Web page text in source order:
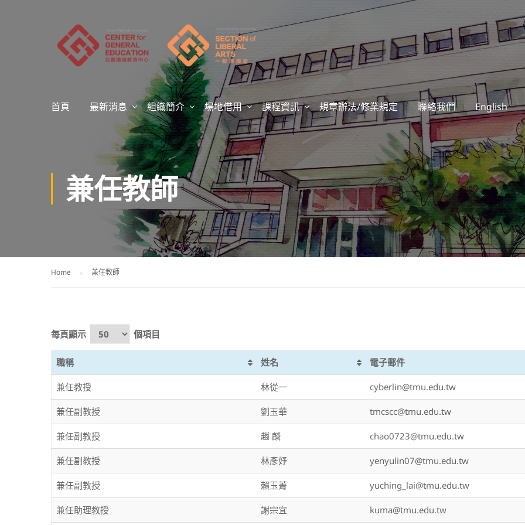
首頁 最新消息 組織簡介 場地借用 課程資訊 規章辦法/修業規定 聯絡我們 English
兼任教師
Home 兼任教師
每頁顯示 個項目
職稱 姓名 電子郵件
兼任教授 林從一 cyberlin@tmu.edu.tw
兼任副教授 劉玉華 tmcscc@tmu.edu.tw
兼任副教授 趙 麟 chao0723@tmu.edu.tw
兼任副教授 林彥妤 yenyulin07@tmu.edu.tw
兼任副教授 賴玉菁 yuching_lai@tmu.edu.tw
兼任助理教授 謝宗宜 kuma@tmu.edu.tw